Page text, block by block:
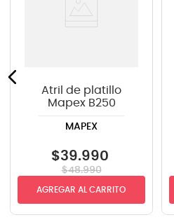
Atril de platillo
Mapex B250
MAPEX
$39.990
$48.990
AGREGAR AL CARRITO